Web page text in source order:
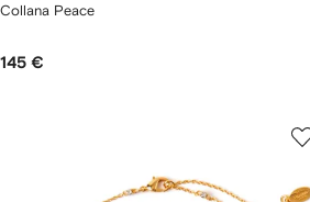
Collana Peace
145 €